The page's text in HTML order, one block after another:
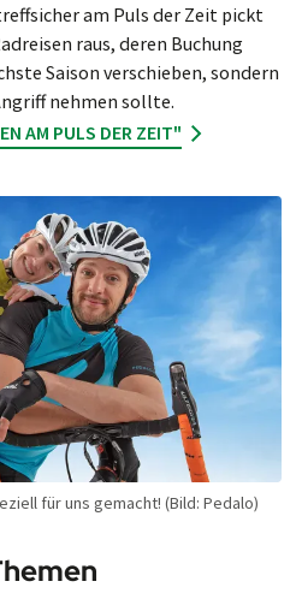
am Puls der Zeit pickt
raus, de­ren Bu­chung
Sai­son ver­schie­ben, son­dern
neh­men sollte.
AM PULS DER ZEIT"
für uns ge­macht! (Bild: Pedalo)